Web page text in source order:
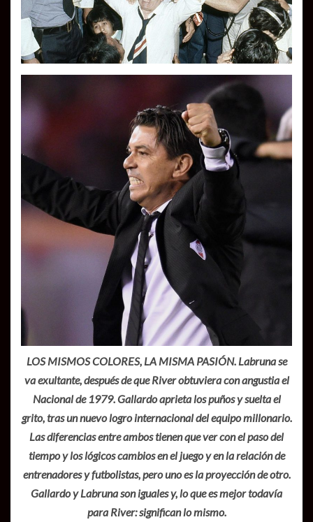
LOS MISMOS COLORES, LA MISMA PASIÓN. Labruna se
va exultante, después de que River obtuviera con angustia el
Nacional de 1979. Gallardo aprieta los puños y suelta el
grito, tras un nuevo logro internacional del equipo millonario.
Las diferencias entre ambos tienen que ver con el paso del
tiempo y los lógicos cambios en el juego y en la relación de
entrenadores y futbolistas, pero uno es la proyección de otro.
Gallardo y Labruna son iguales y, lo que es mejor todavía
para River: significan lo mismo.